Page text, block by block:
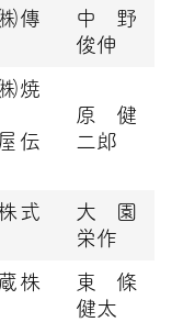
傳
中野
俊伸
焼
伝
原 健
二郎
式
大園
栄作
株
東條
健太